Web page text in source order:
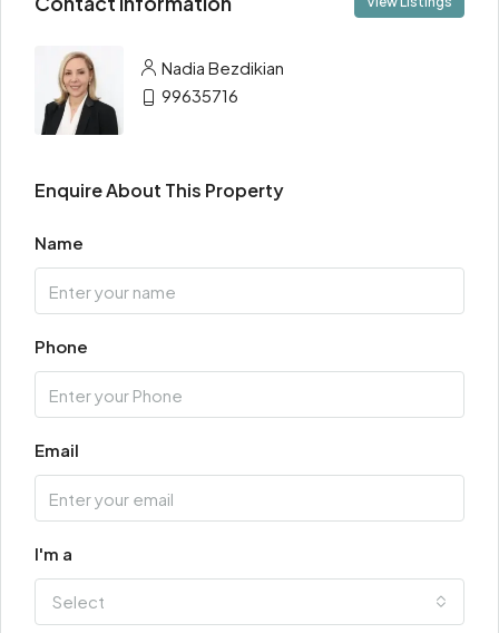
Nadia Bezdikian
99635716
Enquire About This Property
Name
Phone
Email
I'm a
Select